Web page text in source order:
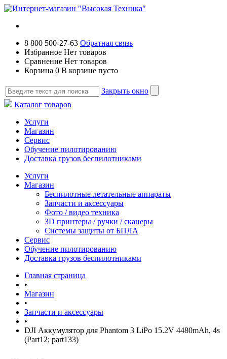
8 800 500-27-63 Обратная связь
Избранное Нет товаров
Сравнение Нет товаров
Корзина 0 В корзине пусто
Закрыть окно
Каталог товаров
Услуги
Магазин
Сервис
Обучение пилотированию
Доставка грузов беспилотниками
Услуги
Магазин
Беспилотные летательные аппараты
Запчасти и аксессуары
Фото / видео техника
3D принтеры / ручки / сканеры
Системы защиты от БПЛА
Сервис
Обучение пилотированию
Доставка грузов беспилотниками
Главная страница
•
Магазин
•
Запчасти и аксессуары
•
DJI Аккумулятор для Phantom 3 LiPo 15.2V 4480mAh, 4s
(Part12; part133)